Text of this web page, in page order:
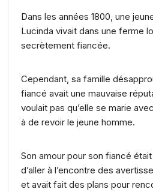
Dans les années 1800, une
Lucinda vivait dans une ferme
secrètement fiancée.
Cependant, sa famille
fiancé avait une mauvaise
voulait pas qu’elle se marie
à de revoir le jeune homme.
Son amour pour son fiancé
d’aller à l’encontre des
et avait fait des plans pour